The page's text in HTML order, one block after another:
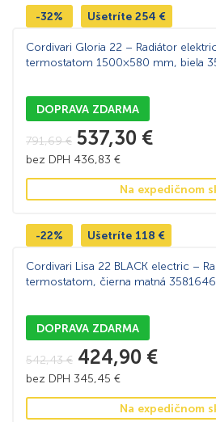
-32% Ušetríte 254 €
Cordivari Gloria 22 – Radiátor
termostatom 1500×580 mm, biela
DOPRAVA ZDARMA
791,69€ 537,30 €
bez DPH 436,83 €
Na expedičnom
-22% Ušetríte 118 €
Cordivari Lisa 22 BLACK electric –
termostatom, čierna matná
DOPRAVA ZDARMA
542,43€ 424,90 €
bez DPH 345,45 €
Na expedičnom